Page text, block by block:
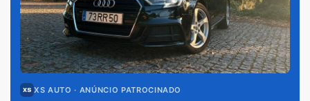
XS AUTO · ANÚNCIO PATROCINADO